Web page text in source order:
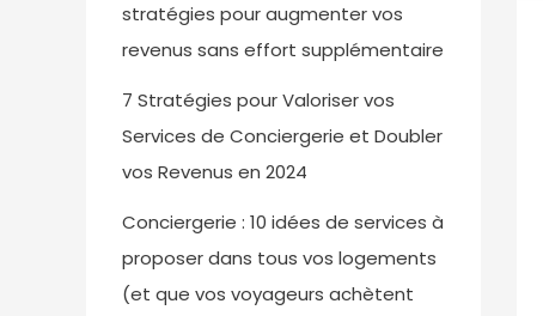
stratégies pour augmenter vos
revenus sans effort supplémentaire
7 Stratégies pour Valoriser vos
Services de Conciergerie et Doubler
vos Revenus en 2024
Conciergerie : 10 idées de services à
proposer dans tous vos logements
(et que vos voyageurs achètent